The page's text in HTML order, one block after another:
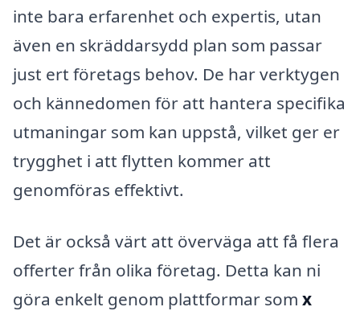
inte bara erfarenhet och expertis, utan
även en skräddarsydd plan som passar
just ert företags behov. De har verktygen
och kännedomen för att hantera specifika
utmaningar som kan uppstå, vilket ger er
trygghet i att flytten kommer att
genomföras effektivt.
Det är också värt att överväga att få flera
offerter från olika företag. Detta kan ni
göra enkelt genom plattformar som x